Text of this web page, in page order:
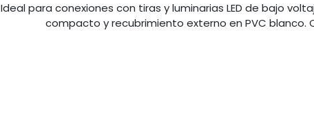
Ideal para conexiones con tiras y luminarias LED de bajo
compacto y recubrimiento externo en PVC blanco.